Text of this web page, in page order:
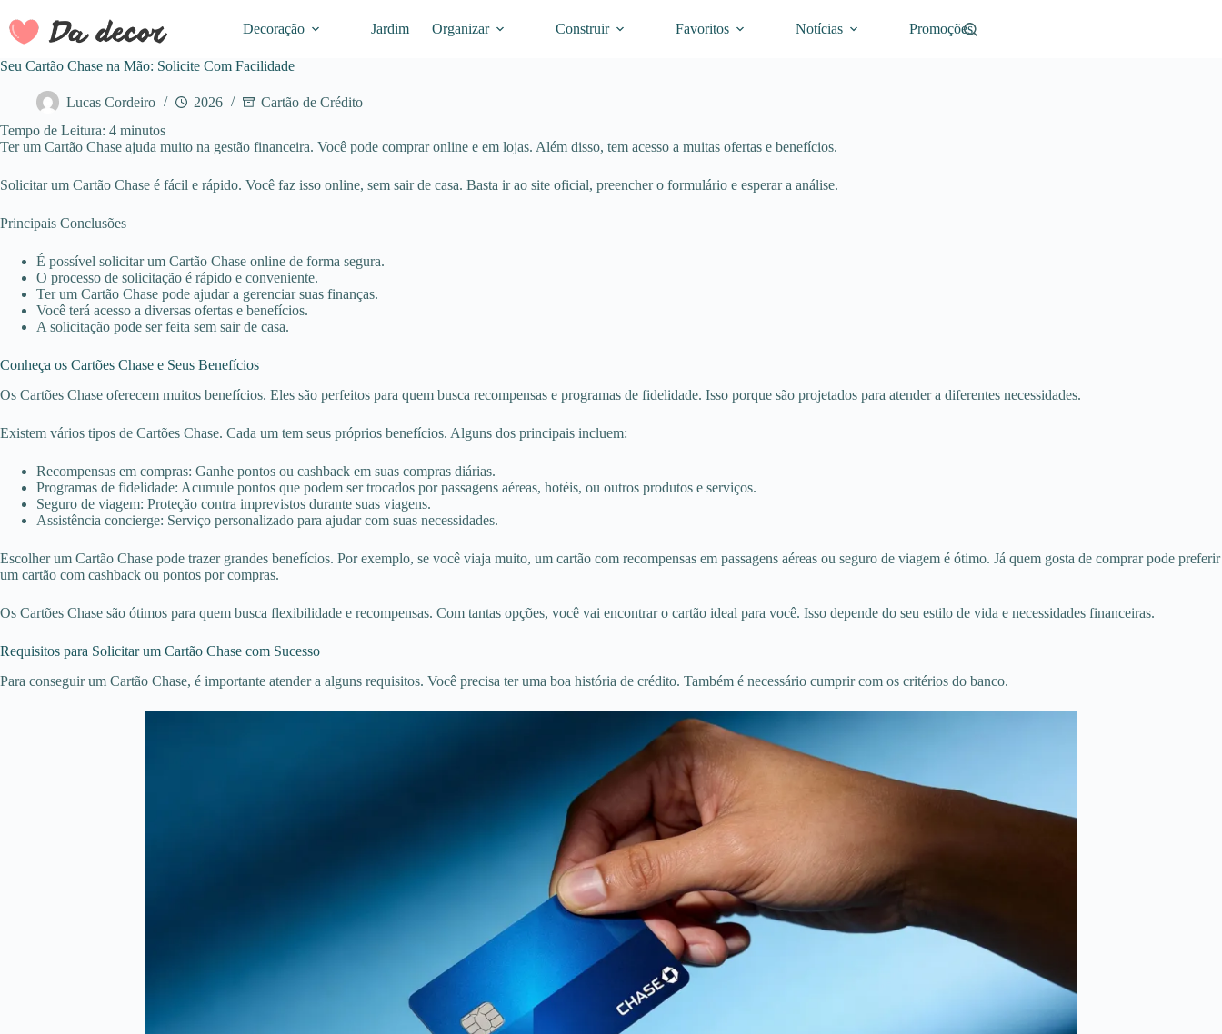
para
Decoração Jardim Organizar Construir Favoritos Notícias Promoções
Seu Cartão Chase na Mão: Solicite Com Facilidade
Lucas Cordeiro 2026
Cartão de Crédito
Tempo de Leitura: 4 minutos
Ter um Cartão Chase ajuda muito na gestão financeira. Você pode comprar online e em lojas. Além disso, tem acesso a muitas ofertas e benefícios.
Solicitar um Cartão Chase é fácil e rápido. Você faz isso online, sem sair de casa. Basta ir ao site oficial, preencher o formulário e esperar a análise.
Principais Conclusões
É possível solicitar um Cartão Chase online de forma segura.
O processo de solicitação é rápido e conveniente.
Ter um Cartão Chase pode ajudar a gerenciar suas finanças.
Você terá acesso a diversas ofertas e benefícios.
A solicitação pode ser feita sem sair de casa.
Conheça os Cartões Chase e Seus Benefícios
Os Cartões Chase oferecem muitos benefícios. Eles são perfeitos para quem busca recompensas e programas de fidelidade. Isso porque são projetados para atender a diferentes necessidades.
Existem vários tipos de Cartões Chase. Cada um tem seus próprios benefícios. Alguns dos principais incluem:
Recompensas em compras: Ganhe pontos ou cashback em suas compras diárias.
Programas de fidelidade: Acumule pontos que podem ser trocados por passagens aéreas, hotéis, ou outros produtos e serviços.
Seguro de viagem: Proteção contra imprevistos durante suas viagens.
Assistência concierge: Serviço personalizado para ajudar com suas necessidades.
Escolher um Cartão Chase pode trazer grandes benefícios. Por exemplo, se você viaja muito, um cartão com recompensas em passagens aéreas ou seguro de viagem é ótimo. Já quem gosta de comprar pode preferir
um cartão com cashback ou pontos por compras.
Os Cartões Chase são ótimos para quem busca flexibilidade e recompensas. Com tantas opções, você vai encontrar o cartão ideal para você. Isso depende do seu estilo de vida e necessidades financeiras.
Requisitos para Solicitar um Cartão Chase com Sucesso
Para conseguir um Cartão Chase, é importante atender a alguns requisitos. Você precisa ter uma boa história de crédito. Também é necessário cumprir com os critérios do banco.